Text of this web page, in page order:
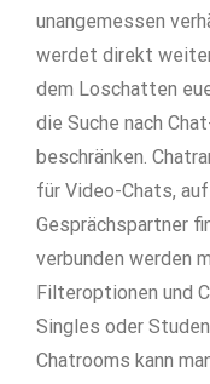
unangemessen
werdet direkt
dem Loschatten
die Suche nach
beschränken.
für Video-Chats,
Gesprächspartner
verbunden werden
Filteroptionen und
Singles oder
Chatrooms kann